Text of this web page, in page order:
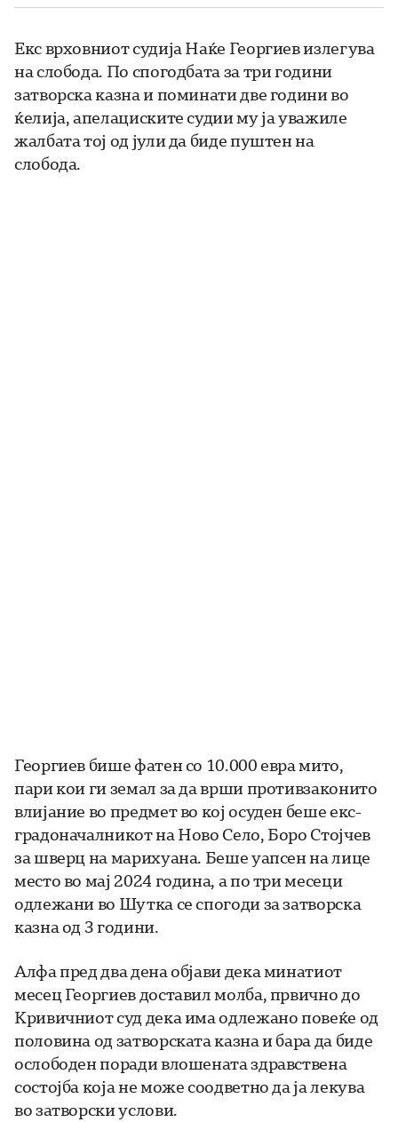
Екс врховниот судија Наќе Георгиев излегува
на слобода. По спогодбата за три години
затворска казна и поминати две години во
ќелија, апелациските судии му ја уважиле
жалбата тој од јули да биде пуштен на
слобода.
Георгиев бише фатен со 10.000 евра мито,
пари кои ги земал за да врши противзаконито
влијание во предмет во кој осуден беше екс-
градоначалникот на Ново Село, Боро Стојчев
за шверц на марихуана. Беше уапсен на лице
место во мај 2024 година, а по три месеци
одлежани во Шутка се спогоди за затворска
казна од 3 години.
Алфа пред два дена објави дека минатиот
месец Георгиев доставил молба, првично до
Кривичниот суд дека има одлежано повеќе од
половина од затворската казна и бара да биде
ослободен поради влошената здравствена
состојба која не може соодветно да ја лекува
во затворски услови.